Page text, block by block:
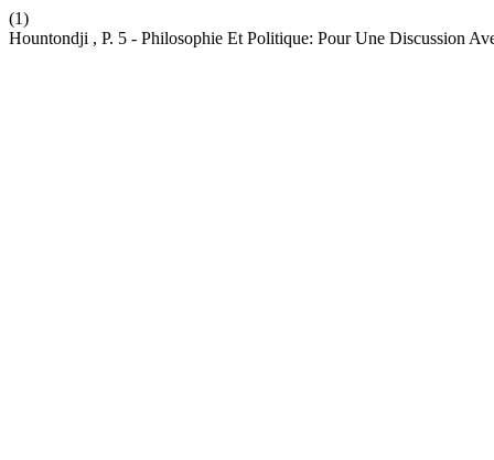
(1)
Hountondji , P. 5 - Philosophie Et Politique: Pour Une Discussion